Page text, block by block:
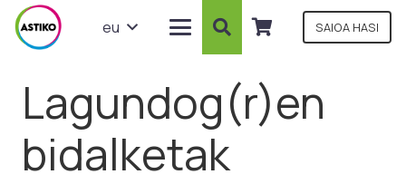
eu SAIOA HASI
Lagundog(r)en
bidalketak